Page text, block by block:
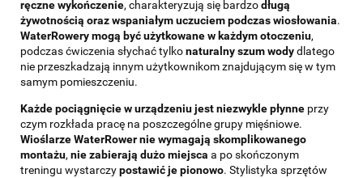
ręczne wykończenie, charakteryzują się bardzodługą
żywotnością oraz wspaniałym uczuciem podczas wiosłowania.
WaterRowery mogą być użytkowane w każdym otoczeniu,
podczas ćwiczenia słychać tylkonaturalny szum wodydlatego
nie przeszkadzają innym użytkownikom znajdującym się w tym
samym pomieszczeniu.
Każde pociągnięcie w urządzeniu jest niezwykle płynne przy
czym rozkłada pracę na poszczególne grupy mięśniowe.
Wioślarze WaterRower nie wymagają skomplikowanego
montażu, nie zabierają dużo miejsca a po skończonym
treningu wystarczypostawić je pionowo. Stylistyka sprzętów